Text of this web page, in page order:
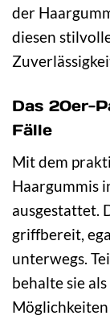
der
diesen
Das 20er-
Fälle
Mit dem
Haargummis
ausgestattet.
griffbereit,
unterwegs.
behalte sie